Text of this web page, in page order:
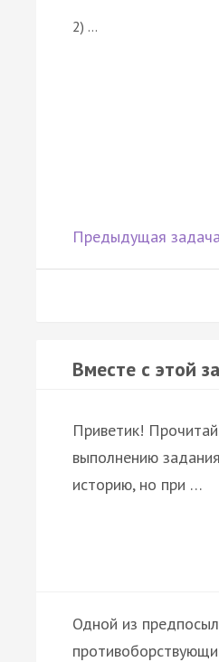
2) …
Предыдущая задача
Вместе с этой
Приветик!
выполнению
историю, но при …
Одной из